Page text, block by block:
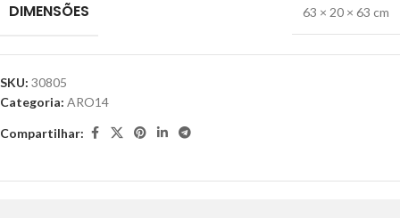
DIMENSÕES 63 × 20 × 63 cm
SKU: 30805
Categoria: ARO14
Compartilhar: